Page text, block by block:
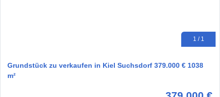
1 / 1
Grundstück zu verkaufen in Kiel Suchsdorf 379.000 € 1038
m²